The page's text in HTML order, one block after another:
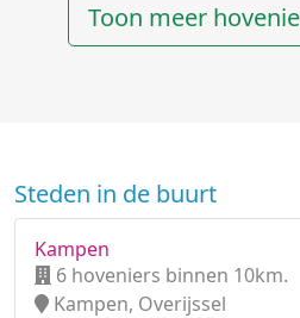
Toon meer
Steden in de buurt
Kampen
6 hoveniers binnen 10km.
Kampen, Overijssel